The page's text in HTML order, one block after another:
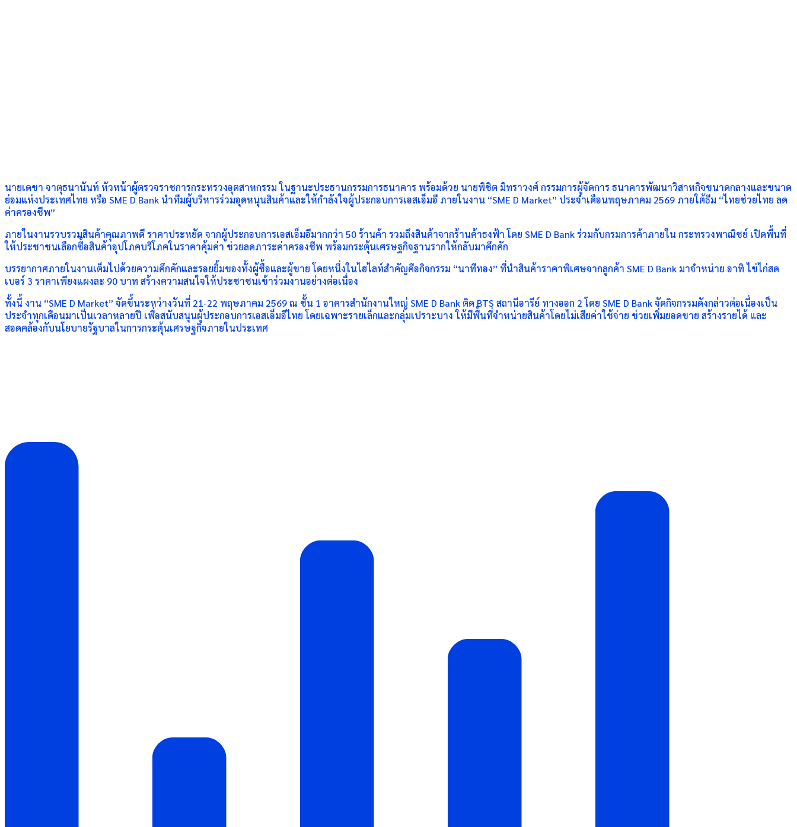
นายเดชา จาตุธนานันท์ หัวหน้าผู้ตรวจราชการกระทรวงอุตสาหกรรม ในฐานะประธานกรรมการธนาคาร พร้อมด้วย นายพิชิต มิทราวงศ์ กรรมการผู้จัดการ ธนาคารพัฒนาวิสาหกิจขนาดกลางและขนาด
ย่อมแห่งประเทศไทย หรือ SME D Bank นำทีมผู้บริหารร่วมอุดหนุนสินค้าและให้กำลังใจผู้ประกอบการเอสเอ็มอี ภายในงาน “SME D Market” ประจำเดือนพฤษภาคม 2569 ภายใต้ธีม “ไทยช่วยไทย ลด
ค่าครองชีพ”
ภายในงานรวบรวมสินค้าคุณภาพดี ราคาประหยัด จากผู้ประกอบการเอสเอ็มอีมากกว่า 50 ร้านค้า รวมถึงสินค้าจากร้านค้าธงฟ้า โดย SME D Bank ร่วมกับกรมการค้าภายใน กระทรวงพาณิชย์ เปิดพื้นที่
ให้ประชาชนเลือกซื้อสินค้าอุปโภคบริโภคในราคาคุ้มค่า ช่วยลดภาระค่าครองชีพ พร้อมกระตุ้นเศรษฐกิจฐานรากให้กลับมาคึกคัก
บรรยากาศภายในงานเต็มไปด้วยความคึกคักและรอยยิ้มของทั้งผู้ซื้อและผู้ขาย โดยหนึ่งในไฮไลท์สำคัญคือกิจกรรม “นาทีทอง” ที่นำสินค้าราคาพิเศษจากลูกค้า SME D Bank มาจำหน่าย อาทิ ไข่ไก่สด
เบอร์ 3 ราคาเพียงแผงละ 90 บาท สร้างความสนใจให้ประชาชนเข้าร่วมงานอย่างต่อเนื่อง
ทั้งนี้ งาน “SME D Market” จัดขึ้นระหว่างวันที่ 21-22 พฤษภาคม 2569 ณ ชั้น 1 อาคารสำนักงานใหญ่ SME D Bank ติด BTS สถานีอารีย์ ทางออก 2 โดย SME D Bank จัดกิจกรรมดังกล่าวต่อเนื่องเป็น
ประจำทุกเดือนมาเป็นเวลาหลายปี เพื่อสนับสนุนผู้ประกอบการเอสเอ็มอีไทย โดยเฉพาะรายเล็กและกลุ่มเปราะบาง ให้มีพื้นที่จำหน่ายสินค้าโดยไม่เสียค่าใช้จ่าย ช่วยเพิ่มยอดขาย สร้างรายได้ และ
สอดคล้องกับนโยบายรัฐบาลในการกระตุ้นเศรษฐกิจภายในประเทศ